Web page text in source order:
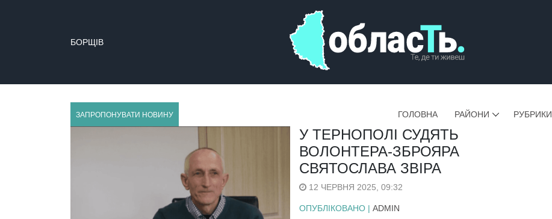
БОРЩІВ
ЗАПРОПОНУВАТИ НОВИНУ ГОЛОВНА РАЙОНИ РУБРИКИ
У ТЕРНОПОЛІ СУДЯТЬ
ВОЛОНТЕРА-ЗБРОЯРА
СВЯТОСЛАВА ЗВІРА
12 ЧЕРВНЯ 2025, 09:32
ОПУБЛІКОВАНО | ADMIN